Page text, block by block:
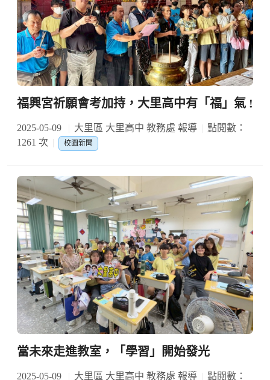
福興宮祈願會考加持，大里高中有「福」氣 !
2025-05-09 大里區 大里高中 教務處 報導
點閱數：
1261 次
校園新聞
當未來走進教室，「學習」開始發光
2025-05-09 大里區 大里高中 教務處 報導
點閱數：